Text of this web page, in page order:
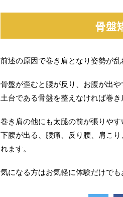
骨盤
前述の原因で巻き肩となり姿勢が
骨盤が歪むと腰が反り、お腹が出
土台である骨盤を整えなければ巻
巻き肩の他にも太腿の前が張りや
下腹が出る、腰痛、反り腰、肩こ
れます。
気になる方はお気軽に体験だけでも